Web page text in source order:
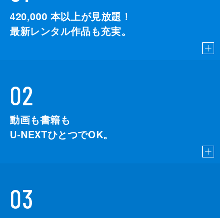
420,000 本以上が見放題！
最新レンタル作品も充実。
02
動画も書籍も
U-NEXTひとつでOK。
03